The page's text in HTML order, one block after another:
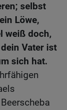
selbst
Löwe,
weiß doch,
Vater ist
sich hat.